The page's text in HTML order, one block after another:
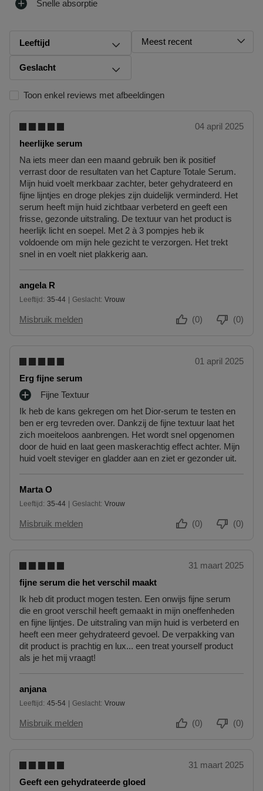
producten te retourneren. Om jouw bestelling te herroepen, kun
Je mag het product ook terugbrengen of omruilen in een winkel
Snelle absorptie
Leeftijd
Geslacht
Toon enkel reviews met afbeeldingen
Meest recent
04 april 2025
heerlijke serum
Na iets meer dan een maand gebruik ben ik positief
verrast door de resultaten van het Capture Totale Serum.
Mijn huid voelt merkbaar zachter, beter gehydrateerd en
fijne lijntjes en droge plekjes zijn duidelijk verminderd. Het
serum heeft mijn huid zichtbaar verbeterd en geeft een
frisse, gezonde uitstraling. De textuur van het product is
heerlijk licht en soepel. Met 2 à 3 pompjes heb ik
voldoende om mijn hele gezicht te verzorgen. Het trekt
snel in en voelt niet plakkerig aan.
angela R
Leeftijd
35 tot 44 35-44 Geslacht Vrouw
Misbruik melden (0)
(0)
01 april 2025
Erg fijne serum
Ik heb de kans gekregen om het Dior-serum te testen en
ben er erg tevreden over. Dankzij de fijne textuur laat het
zich moeiteloos aanbrengen. Het wordt snel opgenomen
door de huid en laat geen maskerachtig effect achter. Mijn
huid voelt steviger en gladder aan en ziet er gezonder uit.
P
U
S
P
U
E
N
Fijne Textuur
Marta O
Leeftijd
35 tot 44 35-44 Geslacht Vrouw
Misbruik melden (0)
(0)
31 maart 2025
fijne serum die het verschil maakt
Ik heb dit product mogen testen. Een onwijs fijne serum
die en groot verschil heeft gemaakt in mijn oneffenheden
en fijne lijntjes. De uitstraling van mijn huid is verbeterd en
heeft een meer gehydrateerd gevoel. De verpakking van
dit product is prachtig en lux... een treat yourself product
als je het mij vraagt!
anjana
Leeftijd
45 tot 54 45-54 Geslacht Vrouw
Misbruik melden (0)
(0)
31 maart 2025
Geeft een gehydrateerde gloed